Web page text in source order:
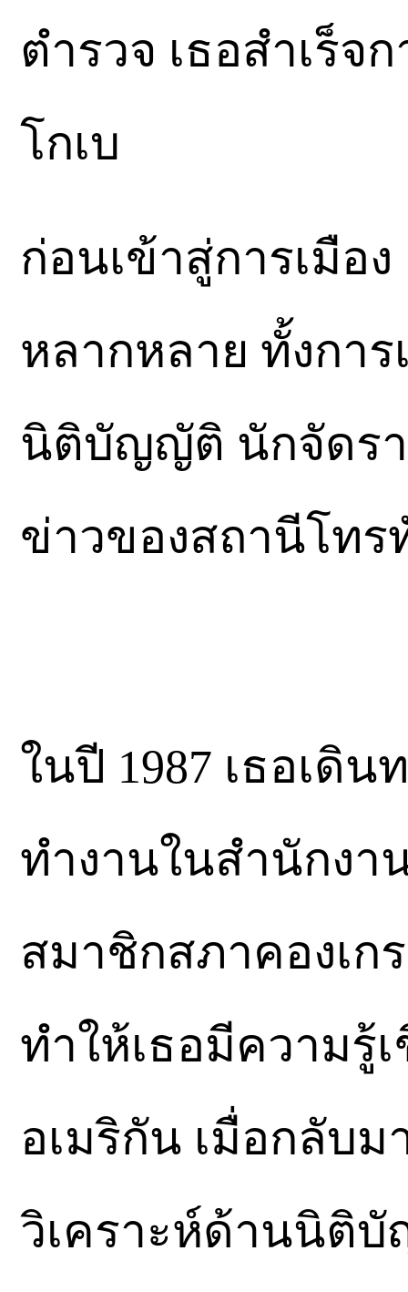
ตำรวจ เธอสำเร็จ
โกเบ
ก่อนเข้าสู่การเมือ
หลากหลาย ทั้งกา
นิติบัญญัติ นักจัดรา
ข่าวของสถานีโท
ในปี 1987 เธอเดิน
ทำงานในสำนักงา
สมาชิกสภาคองเก
ทำให้เธอมีความรู้
อเมริกัน เมื่อกลับ
วิเคราะห์ด้านนิติ